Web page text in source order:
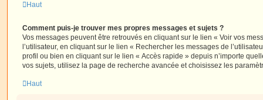
Haut
Comment puis-je trouver mes propres messages et sujets ?
Vos messages peuvent être retrouvés en cliquant sur le lien « Voir vos
l’utilisateur, en cliquant sur le lien « Rechercher les messages de
profil ou bien en cliquant sur le lien « Accès rapide » depuis n’importe
vos sujets, utilisez la page de recherche avancée et choisissez les
Haut